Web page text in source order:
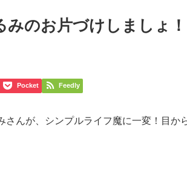
のお片づけしましょ！
Pocket Feedly
んが、シンプルライフ魔に一変！目か